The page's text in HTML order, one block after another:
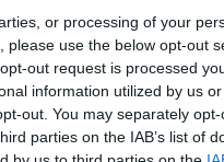
or processing of your
use the below opt-out
out request is processed
information utilized by us
out. You may separately
parties on the IAB’s list of
είναι
looks σου
4 hacks